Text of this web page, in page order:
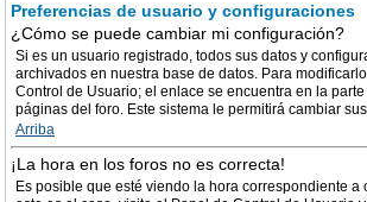
Preferencias de usuario y configuraciones
¿Cómo se puede cambiar mi configuración?
Si es un usuario registrado, todos sus datos y
archivados en nuestra base de datos. Para
Control de Usuario; el enlace se encuentra en la
páginas del foro. Este sistema le permitirá cambiar
Arriba
¡La hora en los foros no es correcta!
Es posible que esté viendo la hora correspondiente a